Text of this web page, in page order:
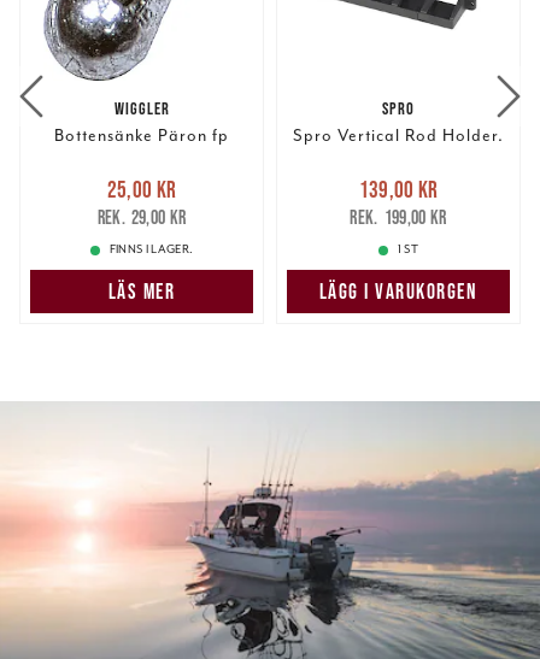
WIGGLER
Bottensänke Päron fp
Nuvarande pris
25,00 krTidigare pris
29,00 kr
25,00 kr
29,00 kr
FINNS I LAGER.
LÄS MER
SPRO
Spro Vertical Rod Holder.
Nuvarande pris
139,00 krTidigare pris
199,00 kr
139,00 kr
199,00 kr
1 ST
LÄGG I VARUKORGEN